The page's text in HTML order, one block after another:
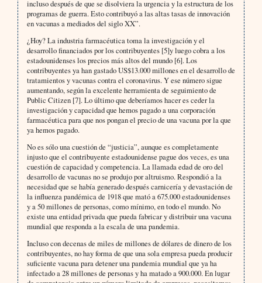
incluso después de que se disolviera la urgencia y la estructura de los
programas de guerra. Esto contribuyó a las altas tasas de innovación
en vacunas a mediados del siglo XX”.
¿Hoy? La industria farmacéutica toma la investigación y el
desarrollo financiados por los contribuyentes [5]y luego cobra a los
estadounidenses los precios más altos del mundo [6]. Los
contribuyentes ya han gastado US$13.000 millones en el desarrollo de
tratamientos y vacunas contra el coronavirus. Y ese número sigue
aumentando, según la excelente herramienta de seguimiento de
Public Citizen [7]. Lo último que deberíamos hacer es ceder la
investigación y capacidad que hemos pagado a una corporación
farmacéutica para que nos pongan el precio de una vacuna por la que
ya hemos pagado.
No es sólo una cuestión de “justicia”, aunque es completamente
injusto que el contribuyente estadounidense pague dos veces, es una
cuestión de capacidad y competencia. La llamada edad de oro del
desarrollo de vacunas no se produjo por altruismo. Respondió a la
necesidad que se había generado después carnicería y devastación de
la influenza pandémica de 1918 que mató a 675.000 estadounidenses
y a 50 millones de personas, como mínimo, en todo el mundo. No
existe una entidad privada que pueda fabricar y distribuir una vacuna
mundial que responda a la escala de una pandemia.
Incluso con decenas de miles de millones de dólares de dinero de los
contribuyentes, no hay forma de que una sola empresa pueda producir
suficiente vacuna para detener una pandemia mundial que ya ha
infectado a 28 millones de personas y ha matado a 900.000. En lugar